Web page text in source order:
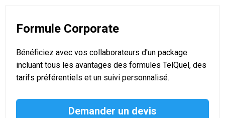
Formule Corporate
Bénéficiez avec vos collaborateurs d'un package
incluant tous les avantages des formules TelQuel, des
tarifs préférentiels et un suivi personnalisé.
Demander un devis